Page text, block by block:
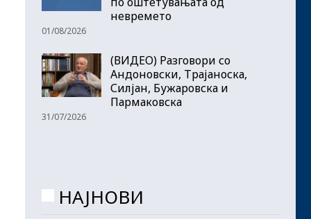
невремето
01/08/2026
(ВИДЕО) Разговори со
Андоновски, Трајаноска,
Силјан, Бужаровска и
Пармаковска
31/07/2026
НАЈНОВИ